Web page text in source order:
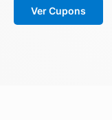
Ver Cupons